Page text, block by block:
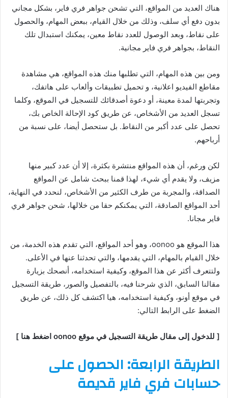
هناك العديد من المواقع، التي تشحن جواهر فري فاير، بشكل مجاني
بدون دفع أي سلف، وذلك من خلال القيام، ببعض المهام، والحصول
على نقاط، وبعد الوصول للعدد نقاط معين، يمكنك استبدال تلك
النقاط، بجواهر فري فاير مجانية.
ومن بين هذه المهام، التي تطلبها منك هذه المواقع، هي مشاهدة
مقاطع الفيديو اعلانية، و تحميل تطبيقات وألعاب على هاتفك،
وتجربتها لمدة معينة، أو دعوة أصدقائك للتسجيل في الموقع، وكلما
تسجل العديد من الأشخاص، عن طريق كود الإحالة الخاص بك،
تحصل على عدد أكبر من النقاط. بل ستحصل أيضا، على نسبة من
أرباحهم.
لكن ورغم، أن هذه المواقع منتشرة بكثرة، إلا أن عدد كبير منها
مزيف، ولا يقدم أي شيء، لهذا قمنا ببحث شامل عن المواقع
الصداقة، والمجربة من طرف الكثير من الأشخاص، لنحدد في النهاية،
أحد المواقع الصادقة، التي يمكنكم حقا من خلالها، شحن جواهر فري
فاير مجانا.
هذا الموقع هو oonoo، وهو أحد المواقع، التي تقدم هذه الخدمة، من
خلال القيام بالمهام، التي يقدمها، والتي تحدثنا عنها في الأعلى.
ولتتعرف أكثر عن هذا الموقع، وكيفية استخدامه، أنصحك بزيارة
مقالنا السابق، الذي شرحنا فيه، بالتفصيل والصور، طريقة التسجيل
في موقع أونو، وكيفية استخدامه، هيا اكتشف كل ذلك، عن طريق
الضغط على الرابط التالي:
[ للدخول إلى مقال طريقة التسجيل في موقع oonoo اضغط هنا ]
الطريقة الرابعة: الحصول على
حسابات فري فاير قديمة